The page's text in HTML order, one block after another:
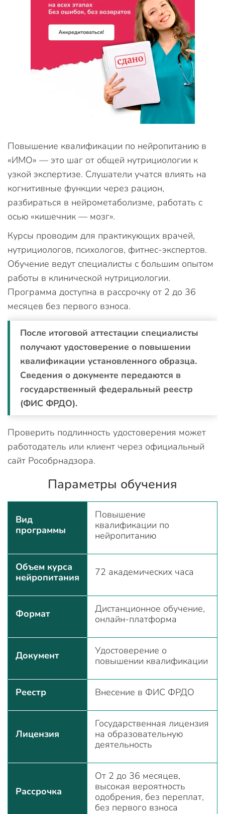
Повышение квалификации по нейропитанию в
«ИМО» — это шаг от общей нутрициологии к
узкой экспертизе. Слушатели учатся влиять на
когнитивные функции через рацион,
разбираться в нейрометаболизме, работать с
осью «кишечник — мозг».
Курсы проводим для практикующих врачей,
нутрициологов, психологов, фитнес-экспертов.
Обучение ведут специалисты с большим опытом
работы в клинической нутрициологии.
Программа доступна в рассрочку от 2 до 36
месяцев без первого взноса.
После итоговой аттестации специалисты
получают удостоверение о повышении
квалификации установленного образца.
Сведения о документе передаются в
государственный федеральный реестр
(ФИС ФРДО).
Проверить подлинность удостоверения может
работодатель или клиент через официальный
сайт Рособрнадзора.
Параметры обучения
Вид
программы
Повышение
квалификации по
нейропитанию
Объем курса
нейропитания
72 академических часа
Формат
Дистанционное обучение,
онлайн-платформа
Документ
Удостоверение о
повышении квалификации
Реестр Внесение в ФИС ФРДО
Лицензия
Государственная лицензия
на образовательную
деятельность
Рассрочка
От 2 до 36 месяцев,
высокая вероятность
одобрения, без переплат,
без первого взноса